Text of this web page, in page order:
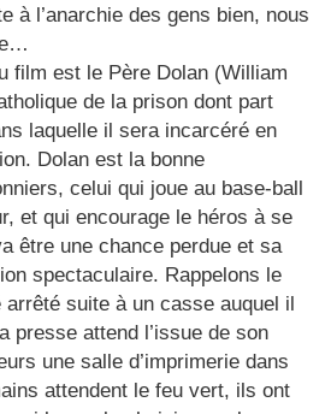
à l’anarchie des gens bien, nous
film est le Père Dolan (William
de la prison dont part
laquelle il sera incarcéré en
Dolan est la bonne
celui qui joue au base-ball
et qui encourage le héros à se
être une chance perdue et sa
spectaculaire. Rappelons le
suite à un casse auquel il
presse attend l’issue de son
une salle d’imprimerie dans
attendent le feu vert, ils ont